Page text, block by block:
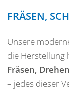
FRÄSEN,
Unsere
die Herstellung
Fräsen,
– jedes dieser